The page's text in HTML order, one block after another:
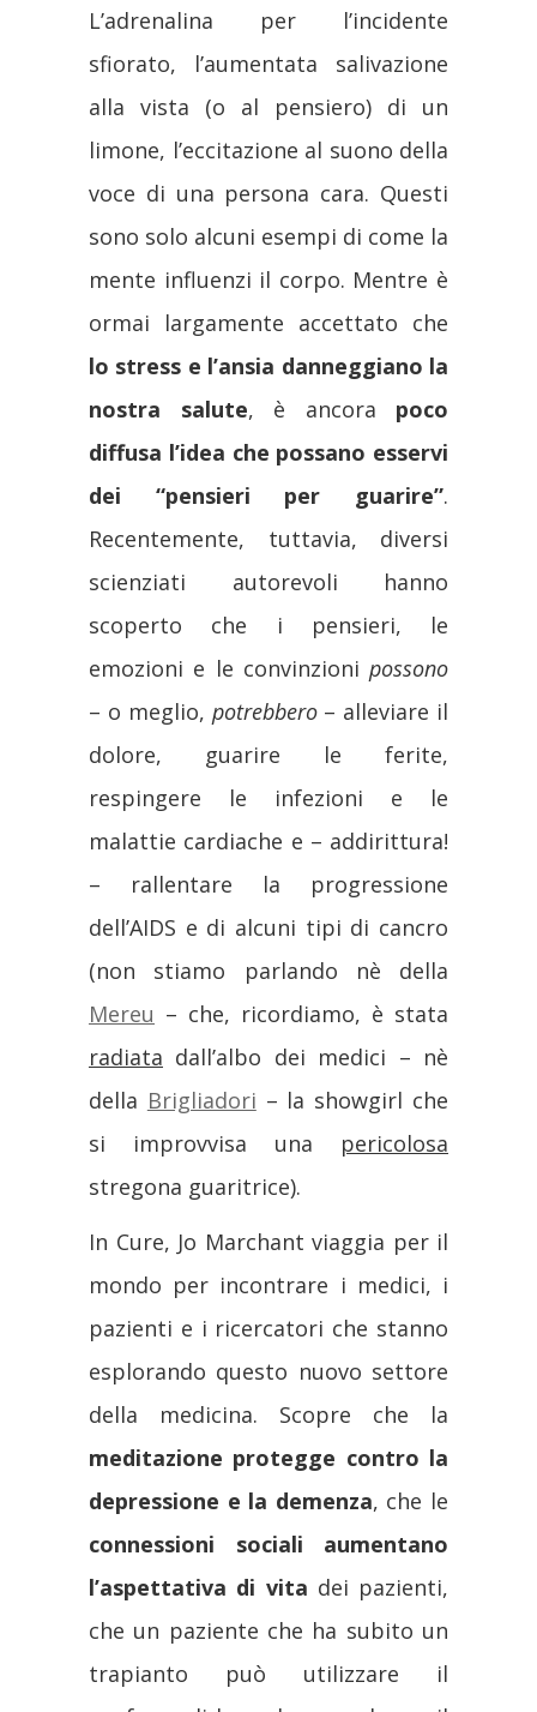
L’adrenalina per l’incidente
sfiorato, l’aumentata salivazione
alla vista (o al pensiero) di un
limone, l’eccitazione al suono della
voce di una persona cara. Questi
sono solo alcuni esempi di come la
mente influenzi il corpo. Mentre è
ormai largamente accettato che
lo stress e l’ansia danneggiano la
nostra salute, è ancora poco
diffusa l’idea che possano esservi
dei “pensieri per guarire”.
Recentemente, tuttavia, diversi
scienziati autorevoli hanno
scoperto che i pensieri, le
emozioni e le convinzioni possono
– o meglio, potrebbero– alleviare il
dolore, guarire le ferite,
respingere le infezioni e le
malattie cardiache e – addirittura!
– rallentare la progressione
dell’AIDS e di alcuni tipi di cancro
(non stiamo parlando nè della
Mereu – che, ricordiamo, è stata
radiata dall’albo dei medici – nè
della Brigliadori – la showgirl che
si improvvisa una pericolosa
stregona guaritrice).
In Cure, Jo Marchant viaggia per il
mondo per incontrare i medici, i
pazienti e i ricercatori che stanno
esplorando questo nuovo settore
della medicina. Scopre che la
meditazione protegge contro la
depressione e la demenza, che le
connessioni sociali aumentano
l’aspettativa di vita dei pazienti,
che un paziente che ha subito un
trapianto può utilizzare il